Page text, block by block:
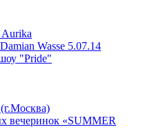
Aurika
Wasse 5.07.14
"Pride"
вечеринок «SUMMER